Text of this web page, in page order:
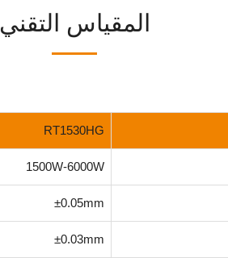
المقياس التقني
RT1530HG
1500W-6000W
±0.05mm
±0.03mm